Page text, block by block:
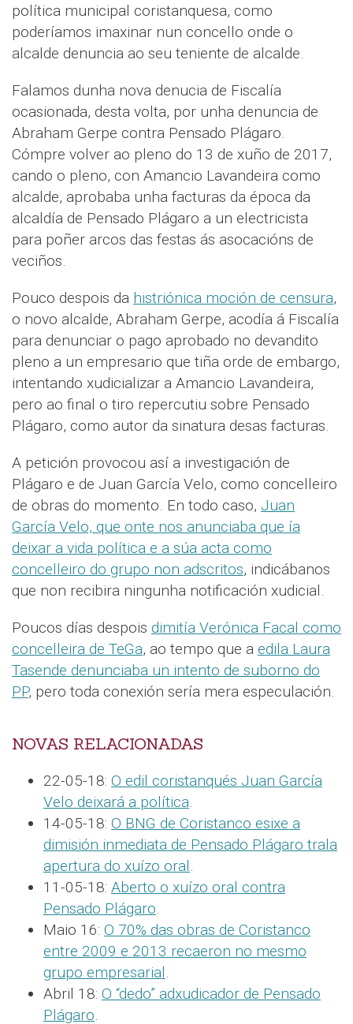
política municipal coristanquesa, como
poderíamos imaxinar nun concello onde o
alcalde denuncia ao seu teniente de alcalde.
Falamos dunha nova denucia de Fiscalía
ocasionada, desta volta, por unha denuncia de
Abraham Gerpe contra Pensado Plágaro.
Cómpre volver ao pleno do 13 de xuño de 2017,
cando o pleno, con Amancio Lavandeira como
alcalde, aprobaba unha facturas da época da
alcaldía de Pensado Plágaro a un electricista
para poñer arcos das festas ás asocacións de
veciños.
Pouco despois da histriónica moción de censura,
o novo alcalde, Abraham Gerpe, acodía á Fiscalía
para denunciar o pago aprobado no devandito
pleno a un empresario que tiña orde de embargo,
intentando xudicializar a Amancio Lavandeira,
pero ao final o tiro repercutiu sobre Pensado
Plágaro, como autor da sinatura desas facturas.
A petición provocou así a investigación de
Plágaro e de Juan García Velo, como concelleiro
de obras do momento. En todo caso, Juan
García Velo, que onte nos anunciaba que ía
deixar a vida política e a súa acta como
concelleiro do grupo non adscritos, indicábanos
que non recibira ningunha notificación xudicial.
Poucos días despois dimitía Verónica Facal como
concelleira de TeGa, ao tempo que a edila Laura
Tasende denunciaba un intento de suborno do
PP, pero toda conexión sería mera especulación.
NOVAS RELACIONADAS
22-05-18: O edil coristanqués Juan García
Velo deixará a política.
14-05-18: O BNG de Coristanco esixe a
dimisión inmediata de Pensado Plágaro trala
apertura do xuízo oral.
11-05-18: Aberto o xuízo oral contra
Pensado Plágaro.
Maio 16: O 70% das obras de Coristanco
entre 2009 e 2013 recaeron no mesmo
grupo empresarial.
Abril 18: O “dedo” adxudicador de Pensado
Plágaro.